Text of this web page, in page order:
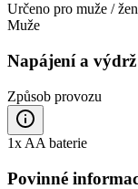
Určeno pro muže /
Muže
Napájení a výdrž
Způsob provozu
1x AA baterie
Povinné